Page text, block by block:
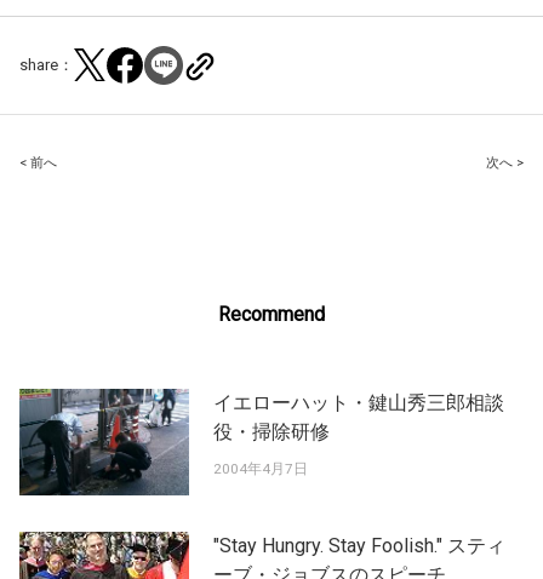
share：
Post
< 前へ 次へ >
Recommend
イエローハット・鍵山秀三郎相談
役・掃除研修
2004年4月7日
"Stay Hungry. Stay Foolish." スティ
ーブ・ジョブスのスピーチ